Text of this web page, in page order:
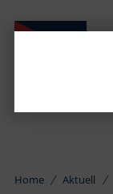
Home Aktuell